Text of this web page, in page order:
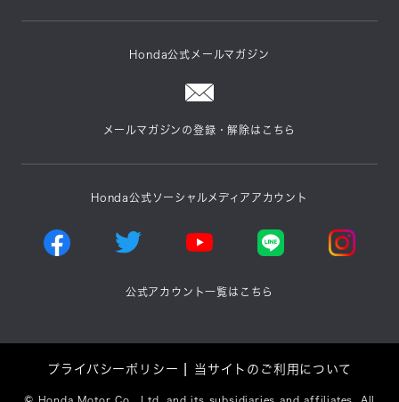
Honda公式メールマガジン
メールマガジンの登録・解除はこちら
Honda公式ソーシャルメディアアカウント
公式アカウント一覧はこちら
プライバシーポリシー 当サイトのご利用について
Honda Motor Co., Ltd. and its subsidiaries and affiliates. All